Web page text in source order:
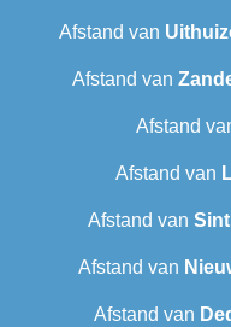
Afstand van
Afstand van
Afstand
Afstand van
Afstand van
Afstand van
Afstand van